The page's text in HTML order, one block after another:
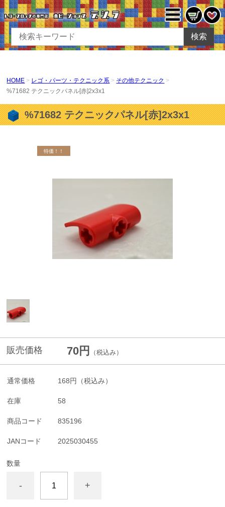
検索
HOME レゴ・パーツ・テクニック系
その他テクニック
%71682 テクニックパネル[赤]2x3x1
%71682 テクニックパネル[赤]2x3x1
販売価格 70円 （税込み）
通常価格 168円 （税込み）
在庫 58
商品コード 835196
JANコード 2025030455
数量
- +